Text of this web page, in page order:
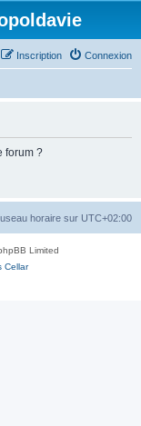
Connexion
Inscription
forum ?
horaire sur UTC+02:00
Limited
Cellar